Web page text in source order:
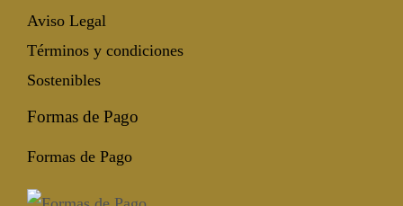
Aviso Legal
Términos y condiciones
Sostenibles
Formas de Pago
Formas de Pago